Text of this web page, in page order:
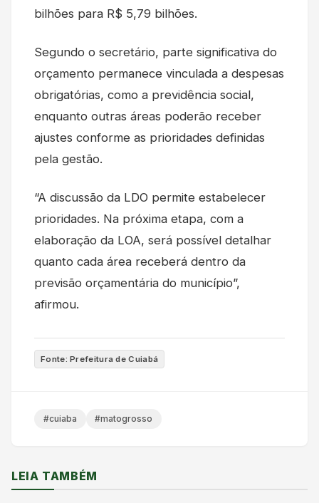
bilhões para R$ 5,79 bilhões.
Segundo o secretário, parte significativa do
orçamento permanece vinculada a despesas
obrigatórias, como a previdência social,
enquanto outras áreas poderão receber
ajustes conforme as prioridades definidas
pela gestão.
“A discussão da LDO permite estabelecer
prioridades. Na próxima etapa, com a
elaboração da LOA, será possível detalhar
quanto cada área receberá dentro da
previsão orçamentária do município”,
afirmou.
Fonte: Prefeitura de Cuiabá
#cuiaba #matogrosso
LEIA TAMBÉM